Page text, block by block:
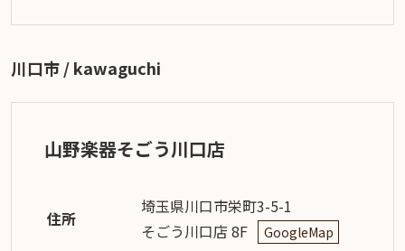
川口市 / kawaguchi
山野楽器そごう川口店
住所
埼玉県川口市栄町3-5-1
そごう川口店 8F
GoogleMap